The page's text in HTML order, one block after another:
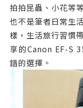
拍拍昆蟲、小花等
也不是筆者日常生
樣，生活旅行習慣
享的Canon EF-S
錯的選擇。